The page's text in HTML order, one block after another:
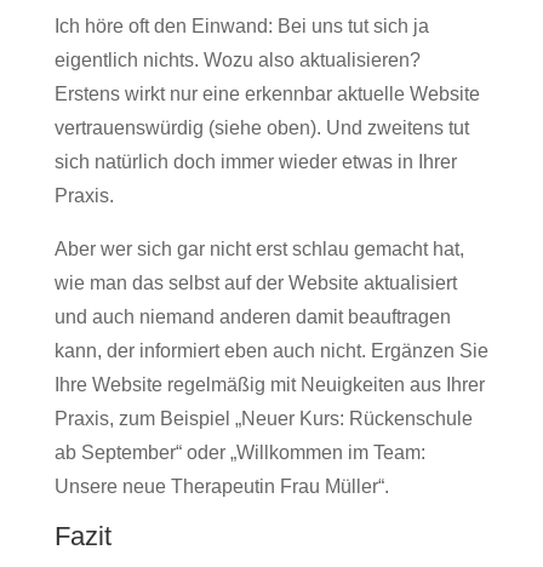
Ich höre oft den Einwand: Bei uns tut sich ja
eigentlich nichts. Wozu also aktualisieren?
Erstens wirkt nur eine erkennbar aktuelle Website
vertrauenswürdig (siehe oben). Und zweitens tut
sich natürlich doch immer wieder etwas in Ihrer
Praxis.
Aber wer sich gar nicht erst schlau gemacht hat,
wie man das selbst auf der Website aktualisiert
und auch niemand anderen damit beauftragen
kann, der informiert eben auch nicht. Ergänzen Sie
Ihre Website regelmäßig mit Neuigkeiten aus Ihrer
Praxis, zum Beispiel „Neuer Kurs: Rückenschule
ab September“ oder „Willkommen im Team:
Unsere neue Therapeutin Frau Müller“.
Fazit